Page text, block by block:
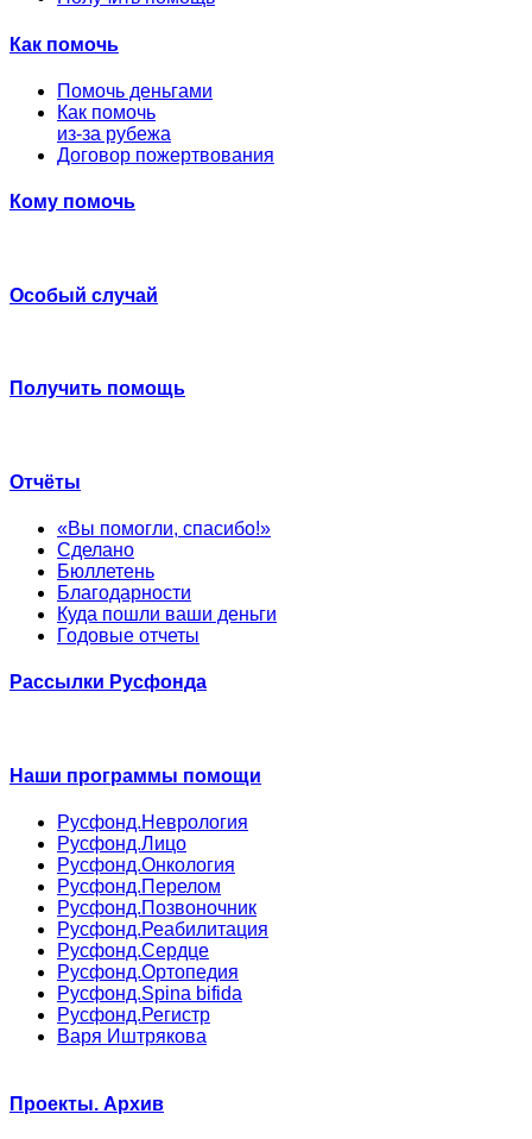
Как помочь
Помочь деньгами
Как помочь
из-за рубежа
Договор пожертвования
Кому помочь
Особый случай
Получить помощь
Отчёты
«Вы помогли, спасибо!»
Сделано
Бюллетень
Благодарности
Куда пошли ваши деньги
Годовые отчеты
Рассылки Русфонда
Наши программы помощи
Русфонд.Неврология
Русфонд.Лицо
Русфонд.Онкология
Русфонд.Перелом
Русфонд.Позвоночник
Русфонд.Реабилитация
Русфонд.Сердце
Русфонд.Ортопедия
Русфонд.Spina bifida
Русфонд.Регистр
Варя Иштрякова
Проекты. Архив